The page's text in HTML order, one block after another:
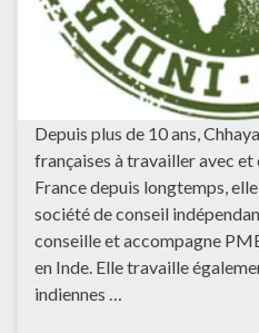
Depuis plus de 10 ans,
françaises à travailler avec et
France depuis longtemps,
société de conseil
conseille et accompagne
en Inde. Elle travaille
indiennes …